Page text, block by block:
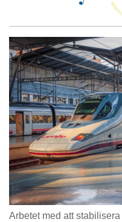
Arbetet med att